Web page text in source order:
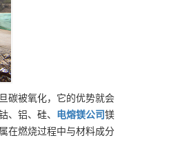
碳被氧化，它的优势就会
、铝、硅、 电熔镁公司 镁
在燃烧过程中与材料成分